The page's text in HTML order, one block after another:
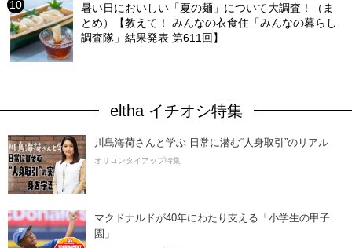
暑い日においしい「夏の麺」について大調査！（ま
とめ）【教えて！ みんなの衣食住「みんなの暮らし
調査隊」結果発表 第611回】
eltha イチオシ特集
川島海荷さんと学ぶ 日常に潜む“人身取引”のリアル
オリコンタイアップ特集
マクドナルドが40年にわたり支える「小学生の甲子
園」